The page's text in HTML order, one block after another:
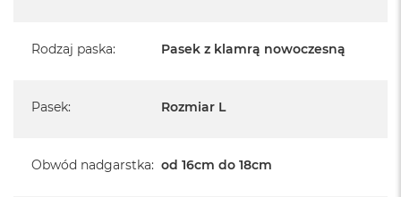
Rodzaj paska: Pasek z klamrą nowoczesną
Pasek: Rozmiar L
Obwód nadgarstka: od 16cm do 18cm